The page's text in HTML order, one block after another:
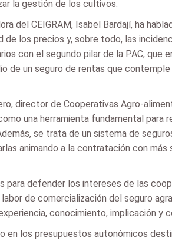
la gestión de los cultivos.
del CEIGRAM, Isabel Bardají, ha
los precios y, sobre todo, las
con el segundo pilar de la PAC,
de un seguro de rentas que contemple
director de Cooperativas Agro-
una herramienta fundamental
se trata de un sistema de
animando a la contratación con
para defender los intereses de las
de comercialización del seguro
conocimiento, implicación y
los presupuestos autonómicos